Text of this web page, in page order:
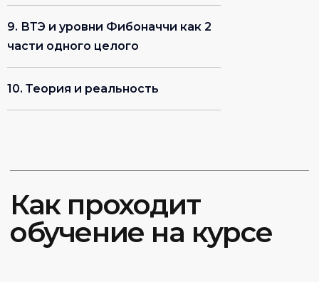
9. ВТЭ и уровни Фибоначчи как 2
части одного целого
10. Теория и реальность
Россия, Москва, набережная
Академика Туполева, 15, корп. 22